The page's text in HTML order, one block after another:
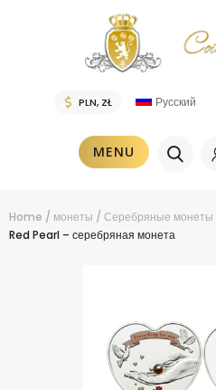
Русский
MENU
Home / монеты / Серебряные монеты
Red Pearl – серебряная монета